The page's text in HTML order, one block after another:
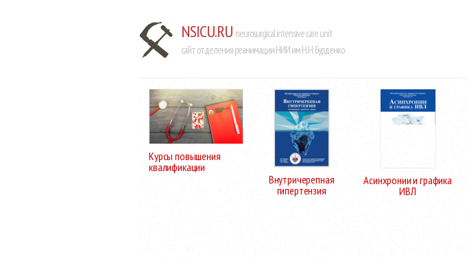
NSICU.RU neurosurgical intensive care unit
сайт отделения реанимации НИИ им Н.Н. Бурденко
Курсы повышения
квалификации
Внутричерепная
гипертензия
Асинхронии и графика
ИВЛ